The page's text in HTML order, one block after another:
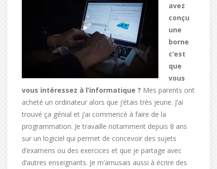
avez
conçu
une
borne
c’est
que
vous
vous intéressez à l’informatique ? Mes parents ont
acheté un ordinateur alors que j’étais très jeune. J’ai
trouvé ça génial et j’ai commencé à faire de la
programmation. Je travaille notamment depuis 8 ans
sur un logiciel qui permet de concevoir des sujets
d’examens ou des exercices et que je partage avec
d’autres enseignants. Je m’amusais aussi à écrire des